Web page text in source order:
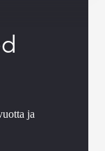
ja